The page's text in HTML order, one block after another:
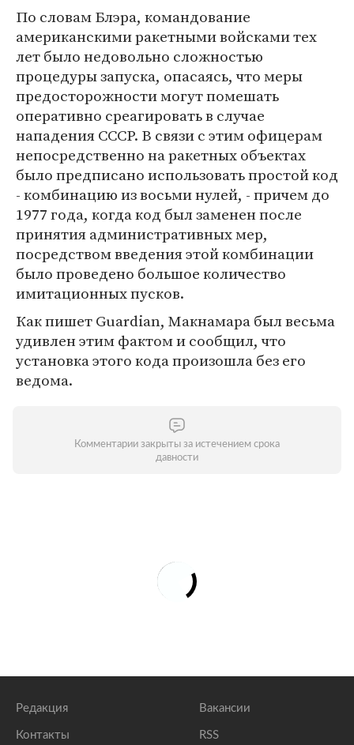
По словам Блэра, командование
американскими ракетными войсками тех
лет было недовольно сложностью
процедуры запуска, опасаясь, что меры
предосторожности могут помешать
оперативно среагировать в случае
нападения СССР. В связи с этим офицерам
непосредственно на ракетных объектах
было предписано использовать простой код
- комбинацию из восьми нулей, - причем до
1977 года, когда код был заменен после
принятия административных мер,
посредством введения этой комбинации
было проведено большое количество
имитационных пусков.
Как пишет Guardian, Макнамара был весьма
удивлен этим фактом и сообщил, что
установка этого кода произошла без его
ведома.
Комментарии закрыты за истечением срока
давности
Редакция
Контакты
Вакансии
RSS